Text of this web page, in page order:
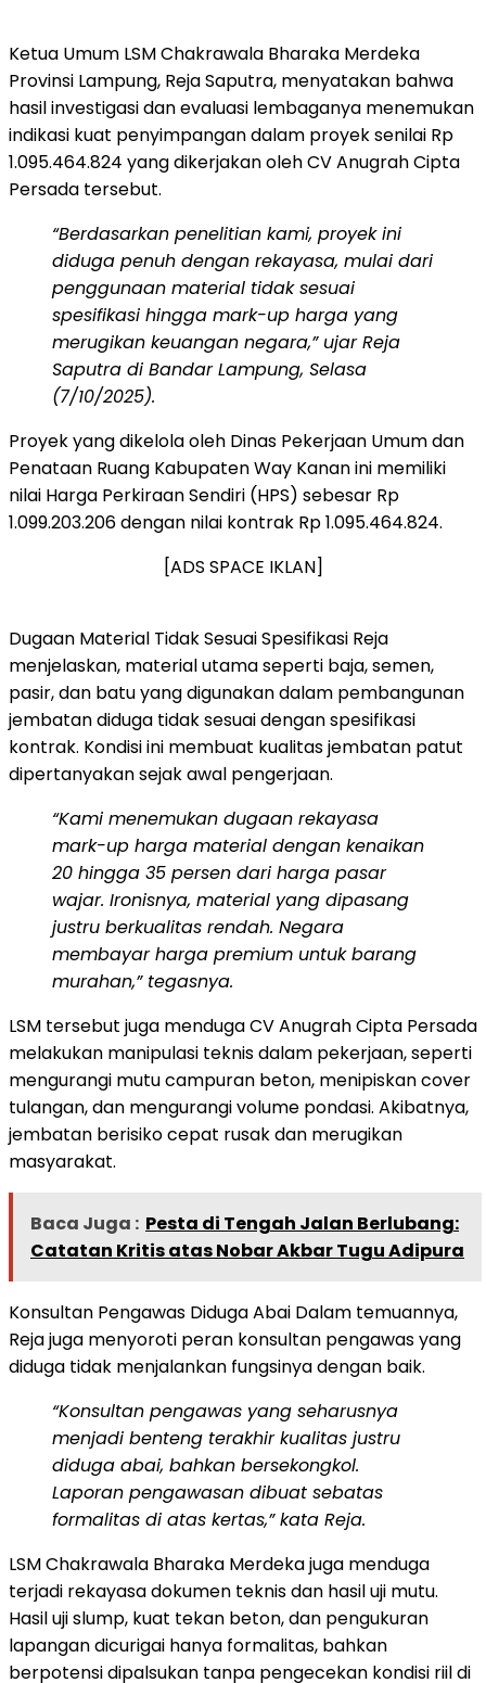
Ketua Umum LSM Chakrawala Bharaka Merdeka
Provinsi Lampung, Reja Saputra, menyatakan bahwa
hasil investigasi dan evaluasi lembaganya menemukan
indikasi kuat penyimpangan dalam proyek senilai Rp
1.095.464.824 yang dikerjakan oleh CV Anugrah Cipta
Persada tersebut.
“Berdasarkan penelitian kami, proyek ini
diduga penuh dengan rekayasa, mulai dari
penggunaan material tidak sesuai
spesifikasi hingga mark-up harga yang
merugikan keuangan negara,” ujar Reja
Saputra di Bandar Lampung, Selasa
(7/10/2025).
Proyek yang dikelola oleh Dinas Pekerjaan Umum dan
Penataan Ruang Kabupaten Way Kanan ini memiliki
nilai Harga Perkiraan Sendiri (HPS) sebesar Rp
1.099.203.206 dengan nilai kontrak Rp 1.095.464.824.
[ADS SPACE IKLAN]
Dugaan Material Tidak Sesuai Spesifikasi Reja
menjelaskan, material utama seperti baja, semen,
pasir, dan batu yang digunakan dalam pembangunan
jembatan diduga tidak sesuai dengan spesifikasi
kontrak. Kondisi ini membuat kualitas jembatan patut
dipertanyakan sejak awal pengerjaan.
“Kami menemukan dugaan rekayasa
mark-up harga material dengan kenaikan
20 hingga 35 persen dari harga pasar
wajar. Ironisnya, material yang dipasang
justru berkualitas rendah. Negara
membayar harga premium untuk barang
murahan,” tegasnya.
LSM tersebut juga menduga CV Anugrah Cipta Persada
melakukan manipulasi teknis dalam pekerjaan, seperti
mengurangi mutu campuran beton, menipiskan cover
tulangan, dan mengurangi volume pondasi. Akibatnya,
jembatan berisiko cepat rusak dan merugikan
masyarakat.
Baca Juga : Pesta di Tengah Jalan Berlubang:
Catatan Kritis atas Nobar Akbar Tugu Adipura
Konsultan Pengawas Diduga Abai Dalam temuannya,
Reja juga menyoroti peran konsultan pengawas yang
diduga tidak menjalankan fungsinya dengan baik.
“Konsultan pengawas yang seharusnya
menjadi benteng terakhir kualitas justru
diduga abai, bahkan bersekongkol.
Laporan pengawasan dibuat sebatas
formalitas di atas kertas,” kata Reja.
LSM Chakrawala Bharaka Merdeka juga menduga
terjadi rekayasa dokumen teknis dan hasil uji mutu.
Hasil uji slump, kuat tekan beton, dan pengukuran
lapangan dicurigai hanya formalitas, bahkan
berpotensi dipalsukan tanpa pengecekan kondisi riil di